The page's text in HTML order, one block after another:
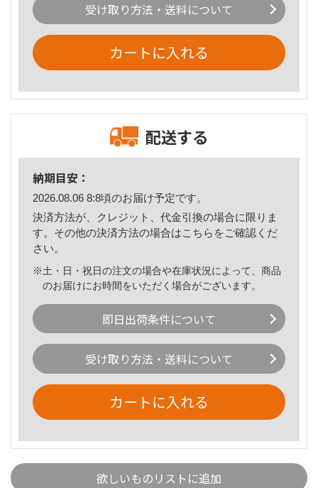
受け取り方法・送料について
カートに入れる
配送する
納期目安：
2026.08.06 8:8頃のお届け予定です。
決済方法が、クレジット、代金引換の場合に限りま
す。その他の決済方法の場合はこちら をご確認くだ
さい。
※土・日・祝日の注文の場合や在庫状況によって、商品
のお届けにお時間をいただく場合がございます。
即日出荷条件について
受け取り方法・送料について
カートに入れる
欲しいものリストに追加